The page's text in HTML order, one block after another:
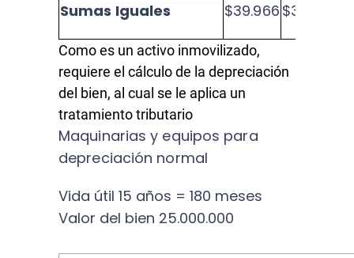
Sumas Iguales $39.966 $39.966
Como es un activo inmovilizado,
requiere el cálculo de la depreciación
del bien, al cual se le aplica un
tratamiento tributario
Maquinarias y equipos para
depreciación normal
Vida útil 15 años = 180 meses
Valor del bien 25.000.000